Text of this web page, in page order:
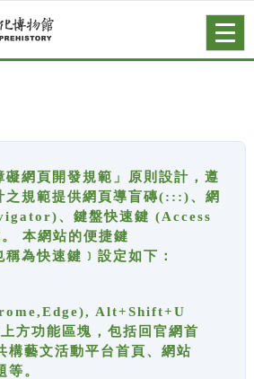
礙網頁開發規範」原則設計，遵
之規範提供網頁導盲磚(:::)、網
、鍵盤快速鍵 (Access
本網站的便捷鍵
為快速鍵﹞設定如下：
Alt+Shift+U
方功能區塊，包括回官網首
構藝文活動平台首頁、網站
等。